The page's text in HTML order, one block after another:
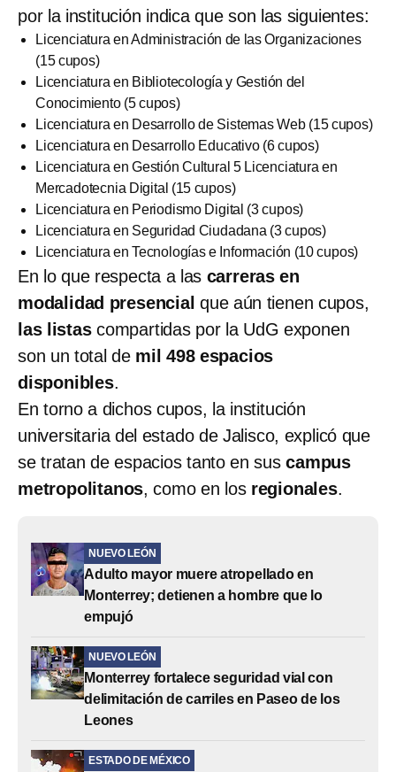
por la institución indica que son las siguientes:
Licenciatura en Administración de las Organizaciones
(15 cupos)
Licenciatura en Bibliotecología y Gestión del
Conocimiento (5 cupos)
Licenciatura en Desarrollo de Sistemas Web (15 cupos)
Licenciatura en Desarrollo Educativo (6 cupos)
Licenciatura en Gestión Cultural 5 Licenciatura en
Mercadotecnia Digital (15 cupos)
Licenciatura en Periodismo Digital (3 cupos)
Licenciatura en Seguridad Ciudadana (3 cupos)
Licenciatura en Tecnologías e Información (10 cupos)
En lo que respecta a las carreras en
modalidad presencial que aún tienen cupos,
las listascompartidas por la UdG exponen
son un total de mil 498 espacios
disponibles.
En torno a dichos cupos, la institución
universitaria del estado de Jalisco, explicó que
se tratan de espacios tanto en suscampus
metropolitanos, como en los regionales.
NUEVO LEÓN
Adulto mayor muere atropellado en
Monterrey; detienen a hombre que lo
empujó
NUEVO LEÓN
Monterrey fortalece seguridad vial con
delimitación de carriles en Paseo de los
Leones
ESTADO DE MÉXICO